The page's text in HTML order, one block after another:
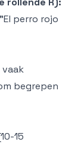
perro rojo
begrepen
15